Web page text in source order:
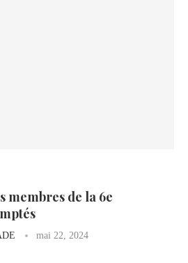
membres de la 6e
mai 22, 2024